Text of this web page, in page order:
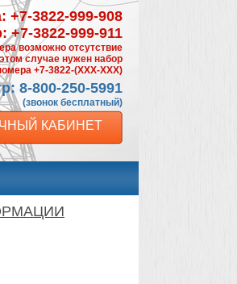
+7-3822-999-908
+7-3822-999-911
возможно отсутствие
случае нужен набор
+7-3822-(XXX-XXX)
8-800-250-5991
(звонок бесплатный)
КАБИНЕТ